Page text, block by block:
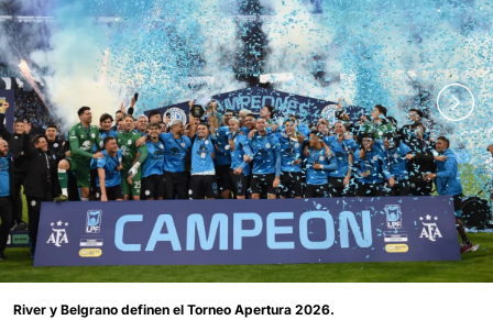
River y Belgrano definen el Torneo Apertura 2026.